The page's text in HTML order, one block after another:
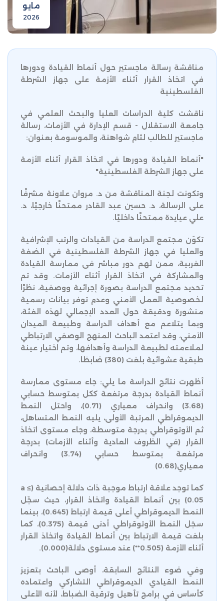
مايو
2026
مناقشة رسالة ماجستير حول أنماط القيادة ودورها
في اتخاذ القرار أثناء الأزمة على جهاز الشرطة
الفلسطينية
ناقشت كلية الدراسات العليا والبحث العلمي في
جامعة الاستقلال - قسم الإدارة في الأزمات، رسالة
ماجستير للطالب لثام شواهنة، والموسومة بعنوان:
"أنماط القيادة ودورها في اتخاذ القرار أثناء الأزمة
على جهاز الشرطة الفلسطينية"
وتكونت لجنة المناقشة من د. مروان علاونة مشرفًا
على الرسالة، د. حسين عبد القادر ممتحنًا خارجيًا، د.
علي عيايدة ممتحنًا داخليًا.
تكوّن مجتمع الدراسة من القيادات والرتب الإشرافية
والعليا في جهاز الشرطة الفلسطينية في الضفة
الغربية، ممن لهم دور مباشر فى ممارسة القيادة
والمشاركة في اتخاذ القرار أثناء الأزمات. وقد تم
تحديد مجتمع الدراسة بصورة إجرائية ووصفية، نظرًا
لخصوصية العمل الأمني وعدم توفر بيانات رسمية
منشورة ودقيقة حول العدد الإجمالي لهذه الفئة،
وبما يتلاعم مع أهداف الدراسة وطبيعة الميدان
الأمني، وقد اعتمد الباحث المنهج الوصفي الارتباطي
لملاءمته لطبيعة الدراسة وأهدافها، وتم اختيار عينة
طبقية عشوائية بلغت (380) ضابطًا.
أظهرت نتائج الدراسة ما يلي: جاء مستوى ممارسة
أنماط القيادة بدرجة مرتفعة ككل بمتوسط حسابي
(3.68) وانحراف معياري (0.71)، واحتل النمط
الديموقراطي المرتبة الأولى، يليه النمط المتساهل،
ثم الأوتوقراطي بدرجة متوسطة، وجاء مستوى اتخاذ
القرار (في الظروف العادية وأثناء الأزمات) بدرجة
مرتفعة بمتوسط حسابي (3.74) وانحراف
معياري(0.68)
كما توجد علاقة ارتباط موجبة ذات دلالة إحصانية (a ≤
0.05) بين أنماط القيادة واتخاذ القرار، حيث سجّل
النمط الديموقراطي أعلى قيمة ارتباط (0.645)، بينما
سجَل النمط الأوتوقراطي أدنى قيمة (0.375)، كما
بلغت قيمة الارتباط بين أنماط القيادة واتخاذ القرار
أثناء الأزمة (0.505**) عند مستوى دلالة(0.000).
وفي ضوء النتائج السابقة، أوصى الباحث بتعزيز
النمط القيادي الديموقراطي التشاركي واعتماده
كأساس في برامج تأهيل وترقية الضباط، لأنه الأعلى